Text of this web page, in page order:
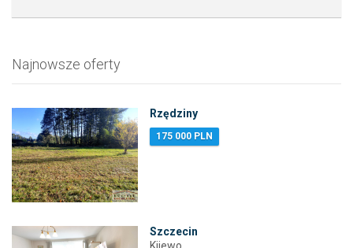
Najnowsze oferty
Rzędziny
175 000 PLN
Szczecin
Kijewo